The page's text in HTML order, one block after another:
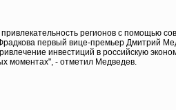
регионов с помощью
первый вице-премьер Дмитрий
инвестиций в российскую
моментах", - отметил Медведев.